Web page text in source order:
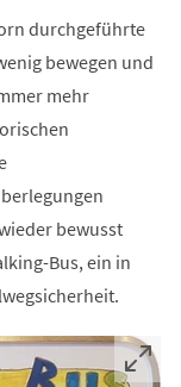
durchgeführte
bewegen und
mehr
bewusst
Bus, ein in